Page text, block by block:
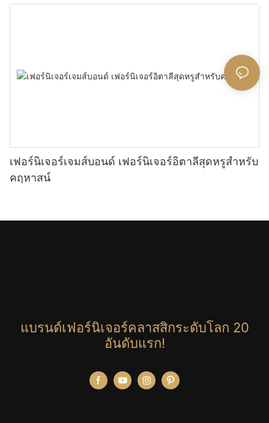
เฟอร์นิเจอร์เจมส์บอนด์ เฟอร์นิเจอร์อิตาลีสุดหรูสำหรับ
คฤหาสน์
แบรนด์เฟอร์นิเจอร์คลาสสิกระดับโลก 20
อันดับแรก!